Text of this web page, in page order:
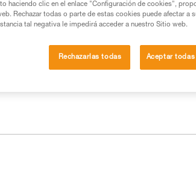
específico. Confirme a
solo y con total seguridad,
Pueden existir otras que no
haciendo clic en el enlace "Configuración de cookies",
Rechazar todas o parte de estas cookies puede afectar a
tal negativa le impedirá acceder a nuestro Sitio web.
Rechazarlas todas Aceptar